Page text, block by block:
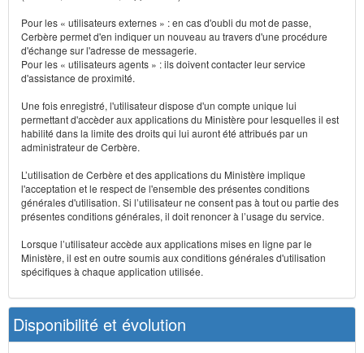
Pour les « utilisateurs externes » : en cas d'oubli du mot de passe,
Cerbère permet d'en indiquer un nouveau au travers d'une procédure
d'échange sur l'adresse de messagerie.
Pour les « utilisateurs agents » : ils doivent contacter leur service
d'assistance de proximité.
Une fois enregistré, l'utilisateur dispose d'un compte unique lui
permettant d'accèder aux applications du Ministère pour lesquelles il est
habilité dans la limite des droits qui lui auront été attribués par un
administrateur de Cerbère.
L’utilisation de Cerbère et des applications du Ministère implique
l'acceptation et le respect de l'ensemble des présentes conditions
générales d'utilisation. Si l’utilisateur ne consent pas à tout ou partie des
présentes conditions générales, il doit renoncer à l’usage du service.
Lorsque l’utilisateur accède aux applications mises en ligne par le
Ministère, il est en outre soumis aux conditions générales d'utilisation
spécifiques à chaque application utilisée.
Disponibilité et évolution